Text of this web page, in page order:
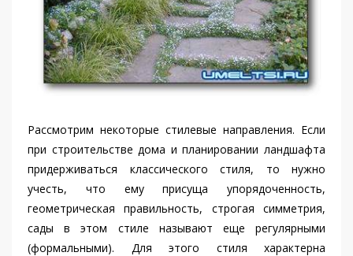
Рассмотрим некоторые стилевые направления. Если
при строительстве дома и планировании ландшафта
придерживаться классического стиля, то нужно
учесть, что ему присуща упорядоченность,
геометрическая правильность, строгая симметрия,
сады в этом стиле называют еще регулярными
(формальными). Для этого стиля характерна